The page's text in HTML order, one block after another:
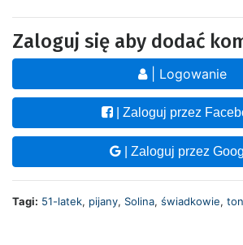
Zaloguj się aby dodać
| Logowanie
| Zaloguj przez
| Zaloguj przez
Tagi: 51-latek, pijany, Solina, świadkowie,